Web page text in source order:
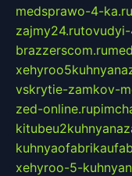
medsprawo-4-ka.ru
zajmy24.rutovudyi-
brazzerscom.ru
vskrytie-zamkov-
zed-online.ru
xehyroo-5-